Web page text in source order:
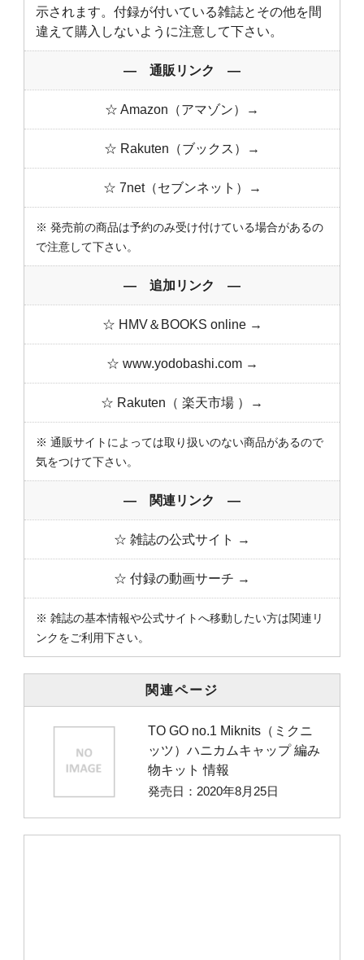
示されます。付録が付いている雑誌とその他を間
違えて購入しないように注意して下さい。
― 通販リンク ―
☆ Amazon（アマゾン）→
☆ Rakuten（ブックス）→
☆ 7net（セブンネット）→
※ 発売前の商品は予約のみ受け付けている場合があるの
で注意して下さい。
― 追加リンク ―
☆ HMV＆BOOKS online →
☆ www.yodobashi.com →
☆ Rakuten（ 楽天市場 ）→
※ 通販サイトによっては取り扱いのない商品があるので
気をつけて下さい。
― 関連リンク ―
☆ 雑誌の公式サイト →
☆ 付録の動画サーチ →
※ 雑誌の基本情報や公式サイトへ移動したい方は関連リ
ンクをご利用下さい。
関連ページ
TO GO no.1 Miknits（ミクニ
ッツ）ハニカムキャップ 編み
物キット 情報
発売日：2020年8月25日